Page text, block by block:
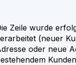
Zeile wurde
(neuer
oder neue